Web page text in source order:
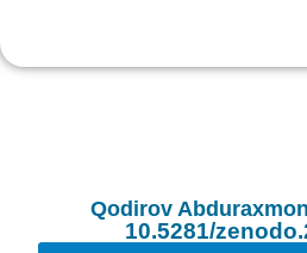
Qodirov
10.5281/